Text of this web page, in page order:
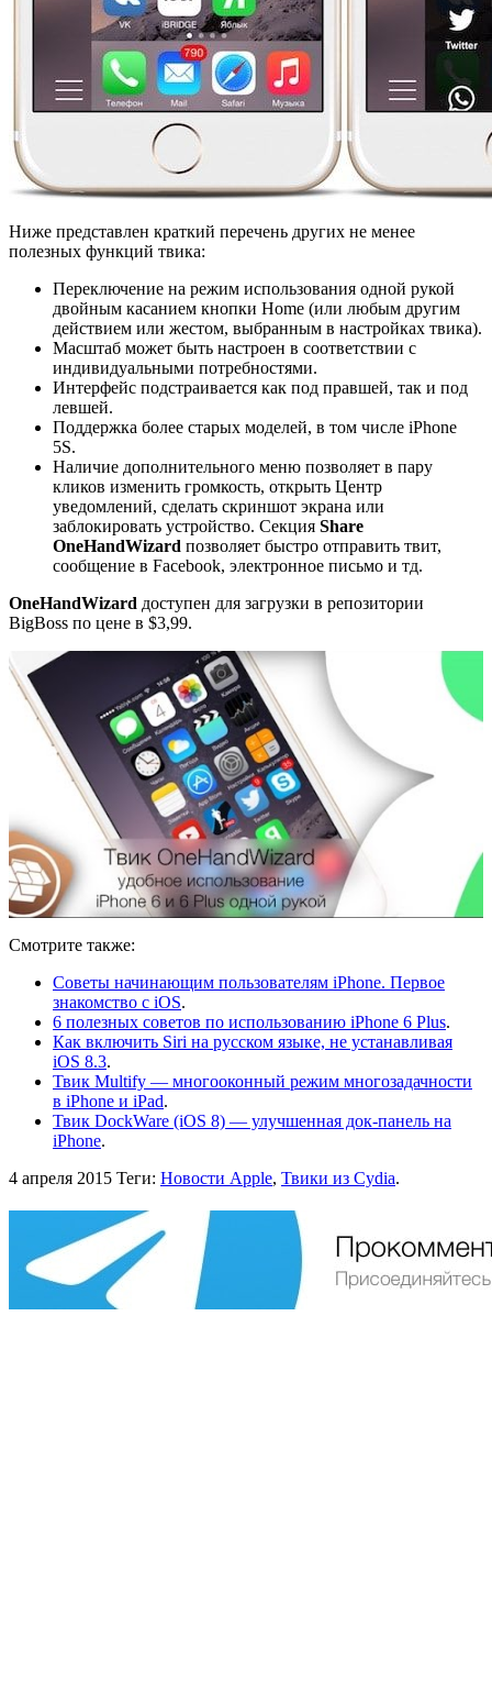
Ниже представлен краткий перечень других не менее
полезных функций твика:
Переключение на режим использования одной рукой
двойным касанием кнопки Home (или любым другим
действием или жестом, выбранным в настройках твика).
Масштаб может быть настроен в соответствии с
индивидуальными потребностями.
Интерфейс подстраивается как под правшей, так и под
левшей.
Поддержка более старых моделей, в том числе iPhone
5S.
Наличие дополнительного меню позволяет в пару
кликов изменить громкость, открыть Центр
уведомлений, сделать скриншот экрана или
заблокировать устройство. Секция Share
OneHandWizard позволяет быстро отправить твит,
сообщение в Facebook, электронное письмо и тд.
OneHandWizard доступен для загрузки в репозитории
BigBoss по цене в $3,99.
Смотрите также:
Советы начинающим пользователям iPhone. Первое
знакомство с iOS.
6 полезных советов по использованию iPhone 6 Plus.
Как включить Siri на русском языке, не устанавливая
iOS 8.3.
Твик Multify — многооконный режим многозадачности
в iPhone и iPad.
Твик DockWare (iOS 8) — улучшенная док-панель на
iPhone.
4 апреля 2015 Теги: Новости Apple, Твики из Cydia.